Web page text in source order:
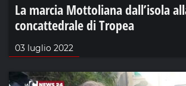
La marcia Mottoliana dall’isola
concattedrale di Tropea
03 luglio 2022